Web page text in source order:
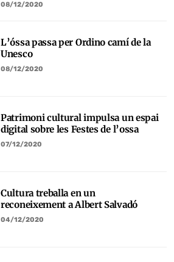
08/12/2020
L’óssa passa per Ordino camí de la
Unesco
08/12/2020
Patrimoni cultural impulsa un espai
digital sobre les Festes de l’ossa
07/12/2020
Cultura treballa en un
reconeixement a Albert Salvadó
04/12/2020